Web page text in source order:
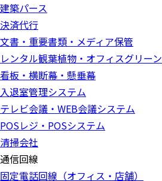
建築パース
決済代行
文書・重要書類・メディア保管
レンタル観葉植物・オフィスグリーン
看板・横断幕・懸垂幕
入退室管理システム
テレビ会議・WEB会議システム
POSレジ・POSシステム
清掃会社
通信回線
固定電話回線（オフィス・店舗）